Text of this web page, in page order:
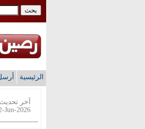
الرئيسية
آخر تحديث
Jun-2026